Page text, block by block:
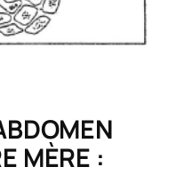
MÈRE :